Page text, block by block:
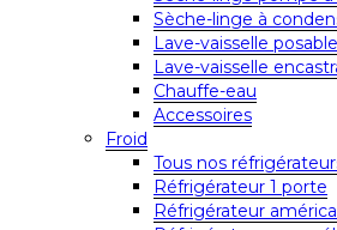
Sèche-linge à
Lave-vaisselle
Lave-vaisselle
Chauffe-eau
Accessoires
Froid
Tous nos
Réfrigérateur 1 porte
Réfrigérateur